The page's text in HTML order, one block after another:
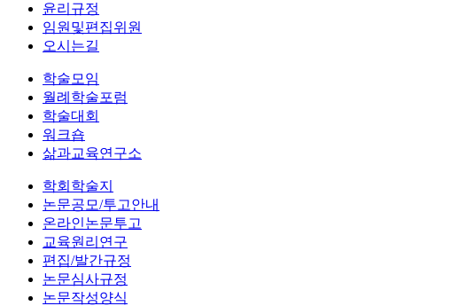
윤리규정
임원및편집위원
오시는길
학술모임
월례학술포럼
학술대회
워크숍
삶과교육연구소
학회학술지
논문공모/투고안내
온라인논문투고
교육원리연구
편집/발간규정
논문심사규정
논문작성양식